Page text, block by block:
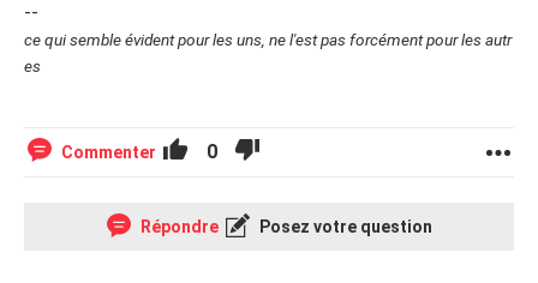
--
ce qui semble évident pour les uns, ne l'est pas forcément pour les autr
es
Commenter 0
Répondre Posez votre question